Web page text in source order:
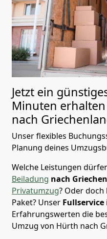
Jetzt ein
Minuten
nach
Unser flexibles
Planung deines
Welche Leistungen
Beiladung nach
Privatumzug? Oder
Paket? Unser Fullservice
Erfahrungswerten die
Umzug von Hürth nach